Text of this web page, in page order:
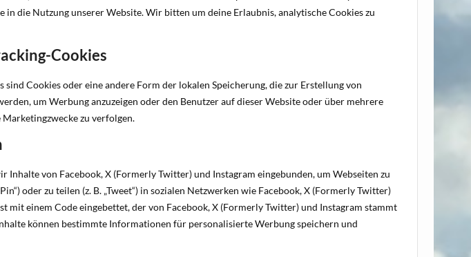
in die Nutzung unserer Website. Wir bitten um deine Erlaubnis, analytische Cookies zu
Cookies
Cookies oder eine andere Form der lokalen Speicherung, die zur Erstellung von
um Werbung anzuzeigen oder den Benutzer auf dieser Website oder über mehrere
zu verfolgen.
Inhalte von Facebook, X (Formerly Twitter) und Instagram eingebunden, um Webseiten zu
oder zu teilen (z. B. „Tweet“) in sozialen Netzwerken wie Facebook, X (Formerly Twitter)
mit einem Code eingebettet, der von Facebook, X (Formerly Twitter) und Instagram stammt
können bestimmte Informationen für personalisierte Werbung speichern und